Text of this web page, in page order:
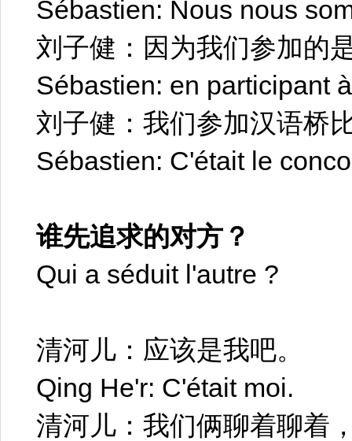
Sébastien: Nous nous
刘子健：因为我们参加的
Sébastien: en participant
刘子健：我们参加汉语桥
Sébastien: C'était le
谁先追求的对方？
Qui a séduit l'autre ?
清河儿：应该是我吧。
Qing He'r: C'était moi.
清河儿：我们俩聊着聊着